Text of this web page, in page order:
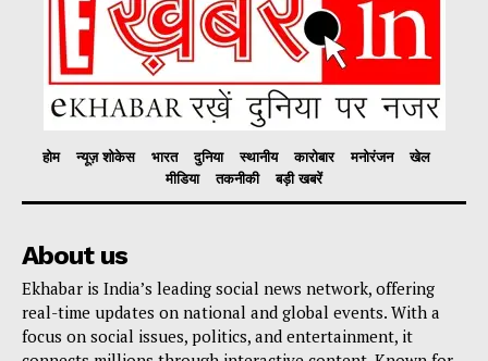
होम न्यूज़ शोकेस भारत दुनिया स्थानीय कारोबार मनोरंजन
खेल
मीडिया
तकनीकी बड़ी खबरें
About us
Ekhabar is India’s leading social news network, offering
real-time updates on national and global events. With a
focus on social issues, politics, and entertainment, it